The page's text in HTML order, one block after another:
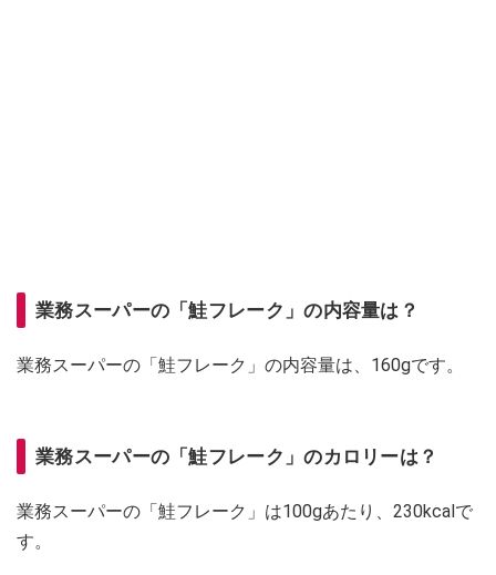
業務スーパーの「鮭フレーク」の内容量は？
業務スーパーの「鮭フレーク」の内容量は、160gです。
業務スーパーの「鮭フレーク」のカロリーは？
業務スーパーの「鮭フレーク」は100gあたり、230kcalで
す。